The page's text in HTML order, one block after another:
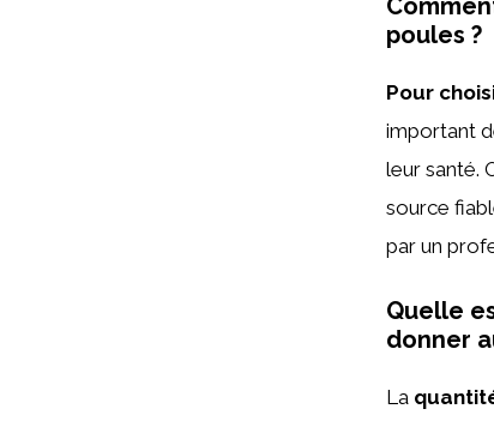
poules ?
Pour
important
leur santé.
source
par un
Quelle
donner
La